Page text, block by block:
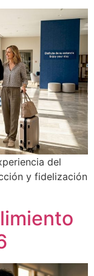
del
y fidelización